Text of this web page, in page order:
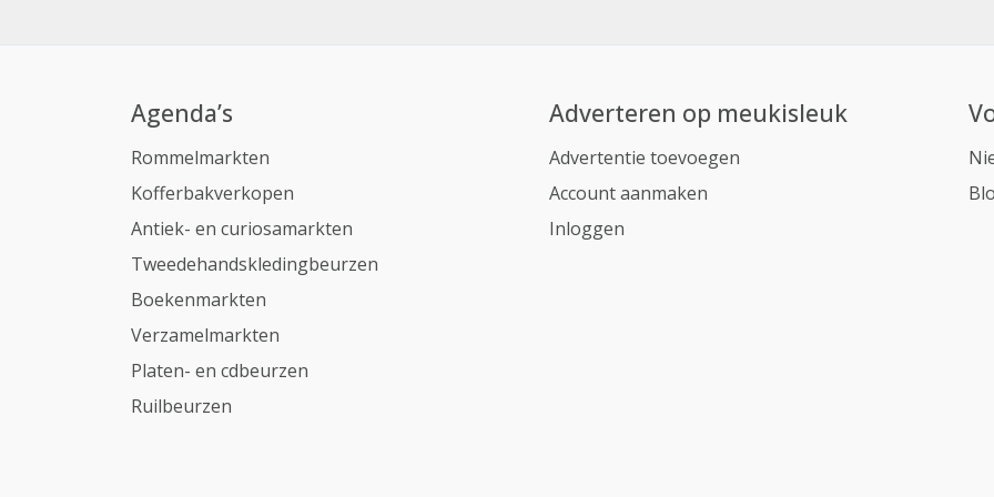
Agenda’s
Rommelmarkten
Kofferbakverkopen
Antiek- en curiosamarkten
Tweedehandskledingbeurzen
Boekenmarkten
Verzamelmarkten
Platen- en cdbeurzen
Ruilbeurzen
Adverteren op meukisleuk
Advertentie toevoegen
Account aanmaken
Inloggen